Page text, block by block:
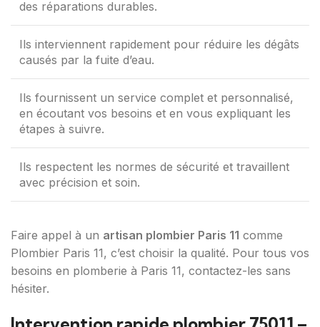
des réparations durables.
Ils interviennent rapidement pour réduire les dégâts
causés par la fuite d’eau.
Ils fournissent un service complet et personnalisé,
en écoutant vos besoins et en vous expliquant les
étapes à suivre.
Ils respectent les normes de sécurité et travaillent
avec précision et soin.
Faire appel à un artisan plombier Paris 11 comme
Plombier Paris 11, c’est choisir la qualité. Pour tous vos
besoins en plomberie à Paris 11, contactez-les sans
hésiter.